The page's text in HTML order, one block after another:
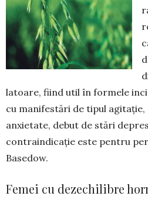
latoare, fiind util în formele
cu manifestări de tipul
anxie­tate, debut de stări
contraindicație este pentru
Basedow.
Femei cu dezechilibre